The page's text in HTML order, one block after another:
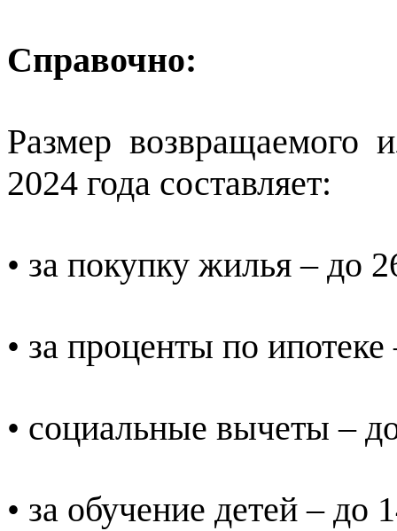
Справочно:
Размер
2024 года составляет:
• за покупку жилья – до
• за проценты по
• социальные вычеты –
• за обучение детей – до